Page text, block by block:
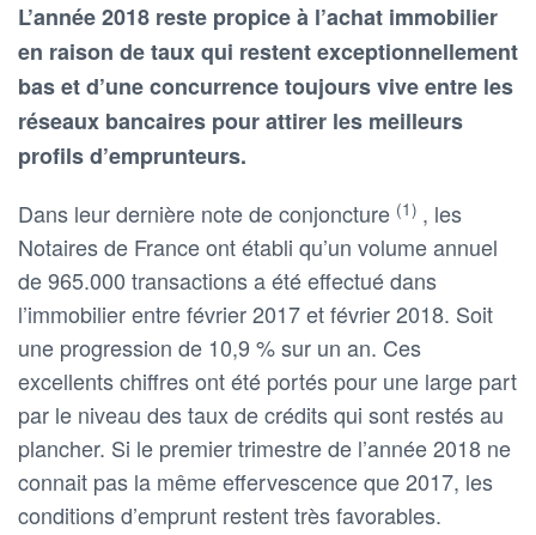
L’année 2018 reste propice à l’achat immobilier
en raison de taux qui restent exceptionnellement
bas et d’une concurrence toujours vive entre les
réseaux bancaires pour attirer les meilleurs
profils d’emprunteurs.
Dans leur dernière note de conjoncture (1) , les
Notaires de France ont établi qu’un volume annuel
de 965.000 transactions a été effectué dans
l’immobilier entre février 2017 et février 2018. Soit
une progression de 10,9 % sur un an. Ces
excellents chiffres ont été portés pour une large part
par le niveau des taux de crédits qui sont restés au
plancher. Si le premier trimestre de l’année 2018 ne
connait pas la même effervescence que 2017, les
conditions d’emprunt restent très favorables.